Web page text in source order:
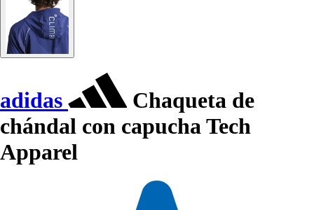
adidas
Chaqueta de
chándal con capucha Tech
Apparel